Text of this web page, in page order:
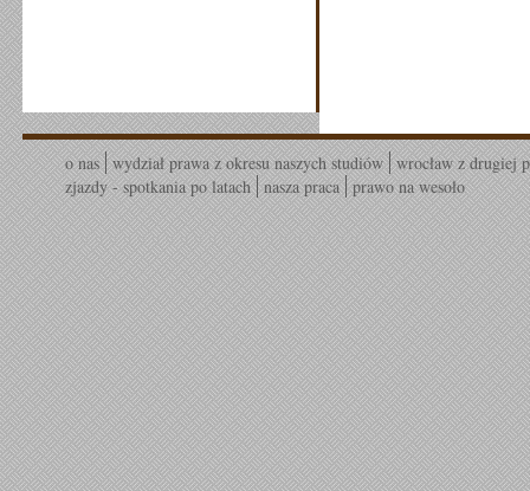
o nas wydział prawa z okresu naszych studiów wrocław z drugiej
zjazdy - spotkania po latach nasza praca prawo na wesoło